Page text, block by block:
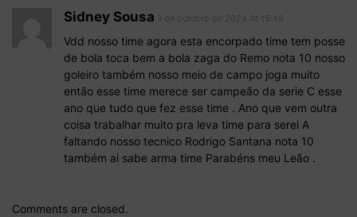
Sidney Sousa
Vdd nosso time agora esta encorpado time tem posse
de bola toca bem a bola zaga do Remo nota 10 nosso
goleiro também nosso meio de campo joga muito
então esse time merece ser campeão da serie C esse
ano que tudo que fez esse time . Ano que vem outra
coisa trabalhar muito pra leva time para serei A
faltando nosso tecnico Rodrigo Santana nota 10
também ai sabe arma time Parabéns meu Leão .
Comments are closed.